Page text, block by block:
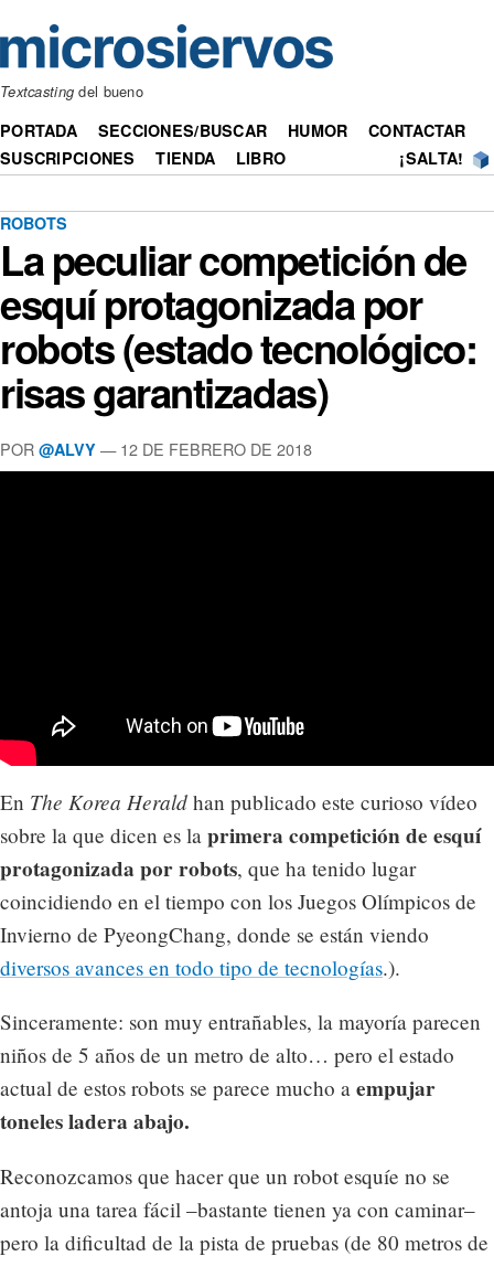
Textcasting del bueno
PORTADA SECCIONES/BUSCAR HUMOR
CONTACTAR
SUSCRIPCIONES
TIENDA LIBRO ¡SALTA!
ROBOTS
La peculiar competición de
esquí protagonizada por
robots (estado tecnológico:
risas garantizadas)
POR @ALVY — 12 DE FEBRERO DE 2018
En The Korea Herald han publicado este curioso vídeo
sobre la que dicen es la primera competición de esquí
protagonizada por robots, que ha tenido lugar
coincidiendo en el tiempo con los Juegos Olímpicos de
Invierno de PyeongChang, donde se están viendo
diversos avances en todo tipo de tecnologías.).
Sinceramente: son muy entrañables, la mayoría parecen
niños de 5 años de un metro de alto… pero el estado
actual de estos robots se parece mucho a empujar
toneles ladera abajo.
Reconozcamos que hacer que un robot esquíe no se
antoja una tarea fácil –bastante tienen ya con caminar–
pero la dificultad de la pista de pruebas (de 80 metros de